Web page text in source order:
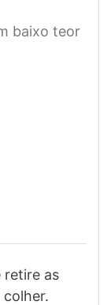
baixo teor
retire as
colher.